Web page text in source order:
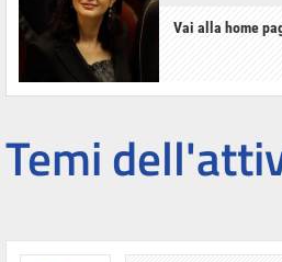
Vai alla home
Temi